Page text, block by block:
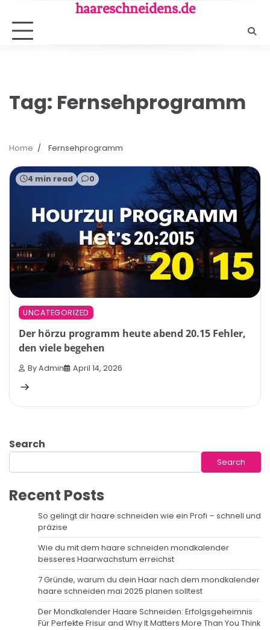
content
haareschneidens.de
Tag: Fernsehprogramm
Home Fernsehprogramm
4 min read 0
UNCATEGORIZED
Der hörzu programm heute abend 20.15 Fehler,
den viele begehen
By Admin April 14, 2026
Search
Search
Recent Posts
So gelingt dir haare schneiden wie ein Profi – schnell und
präzise
Wie du mit dem haare schneiden mondkalender
besseres Haarwachstum erreichst
7 Gründe, warum du dein Haar nach dem mondkalender
haare schneiden mai 2025 planen solltest
Der Mondkalender Haare Schneiden: Erfolgsgeheimnis
Für Perfekte Frisur and Why It Matters More Than You Think